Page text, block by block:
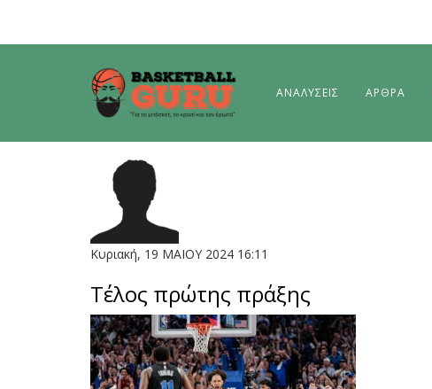
ΑΝΑΛΥΣΕΙΣ ΑΡΘΡΑ
Κυριακή, 19 ΜΑΙΟΥ 2024 16:11
Τέλος πρώτης πράξης